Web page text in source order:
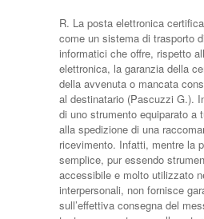
R. La posta elettronica
come un sistema di trasporto
informatici che offre, rispetto
elettronica, la garanzia della
della avvenuta o mancata
al destinatario (Pascuzzi G.).
di uno strumento equiparato a
alla spedizione di una
ricevimento. Infatti, mentre la
semplice, pur essendo
accessibile e molto utilizzato
interpersonali, non fornisce
sull’effettiva consegna del